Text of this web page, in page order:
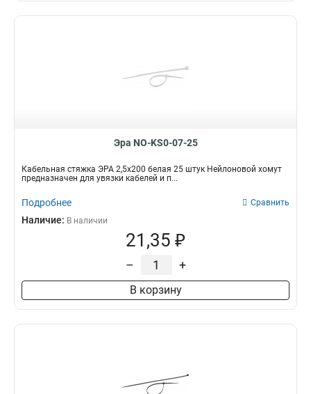
Эра NO-KS0-07-25
Кабельная стяжка ЭРА 2,5х200 белая 25 штук Нейлоновой хомут
предназначен для увязки кабелей и п...
Подробнее Сравнить
Наличие: В наличии
21,35 ₽
– +
В корзину